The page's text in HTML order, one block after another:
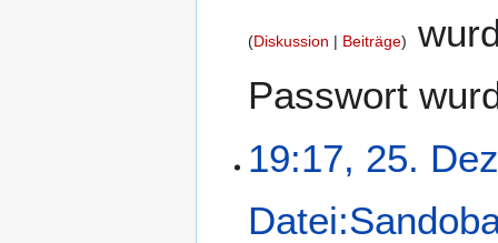
Diskussion Beiträge
Passwort
19:17, 25.